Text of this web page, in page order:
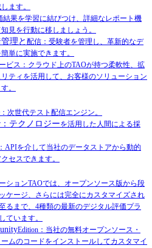
ます。
結果を学習に結びつけ、詳細なレポート機
見を行動に移しましょう。
管理と 配信：受験者を管理し、革新的なデ
単に実施できます。
ビス：クラウド上のTAOが持つ柔軟性、拡
ティを活用して、お客様のソリューション
。
次世代テスト配信エンジン。
テクノロジーを活用した人間による採
APIを介して当社のデータストアから動的
セスできます。
ションTAOでは、オープンソース版から段
ケージ、さらには完全にカスタマイズされ
るまで、4種類の最新のデジタル評価プラ
ています。
Edition：当社の無料オープンソース・
ムのコードをインストールしてカスタマイ